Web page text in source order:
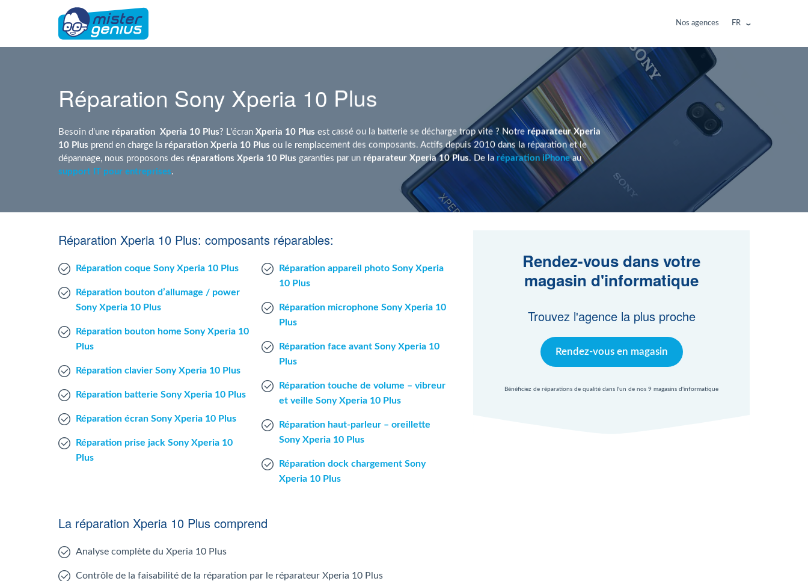
Nos agences FR
Réparation Sony Xperia 10 Plus
Besoin d'une réparation Xperia 10 Plus? L'écran Xperia 10 Plus est cassé ou la batterie se décharge trop vite ? Notreréparateur Xperia
10 Plus prend en charge la réparation Xperia 10 Plus ou le remplacement des composants. Actifs depuis 2010 dans la réparation et le
dépannage, nous proposons des réparations Xperia 10 Plus garanties par un réparateur Xperia 10 Plus. De laréparation iPhoneau
support IT pour entreprises.
Réparation Xperia 10 Plus: composants réparables:
Réparation coque Sony Xperia 10 Plus
Réparation bouton d’allumage / power
Sony Xperia 10 Plus
Réparation bouton home Sony Xperia 10
Plus
Réparation clavier Sony Xperia 10 Plus
Réparation batterie Sony Xperia 10 Plus
Réparation écran Sony Xperia 10 Plus
Réparation prise jack Sony Xperia 10
Plus
Réparation appareil photo Sony Xperia
10 Plus
Réparation microphone Sony Xperia 10
Plus
Réparation face avant Sony Xperia 10
Plus
Réparation touche de volume – vibreur
et veille Sony Xperia 10 Plus
Réparation haut-parleur – oreillette
Sony Xperia 10 Plus
Réparation dock chargement Sony
Xperia 10 Plus
Rendez-vous dans votre
magasin d'informatique
Trouvez l'agence la plus proche
Rendez-vous en magasin
Bénéficiez de réparations de qualité dans l'un de nos 9 magasins d'informatique
La réparation Xperia 10 Plus comprend
Analyse complète du Xperia 10 Plus
Contrôle de la faisabilité de la réparation par le réparateur Xperia 10 Plus